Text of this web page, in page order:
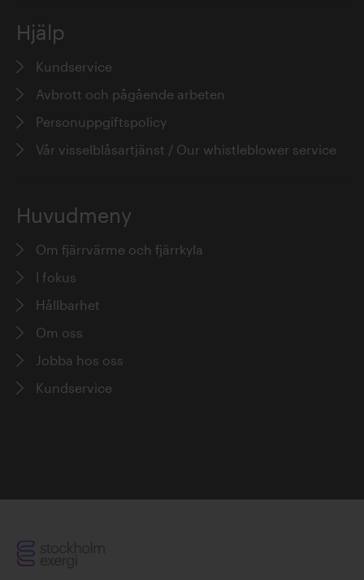
Hjälp
Kundservice
Avbrott och pågående arbeten
Personuppgiftspolicy
Vår visselblåsartjänst / Our whistleblower service
Huvudmeny
Om fjärrvärme och fjärrkyla
I fokus
Hållbarhet
Om oss
Jobba hos oss
Kundservice